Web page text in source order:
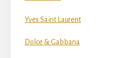
Yves Saint Laurent
Dolce & Gabbana